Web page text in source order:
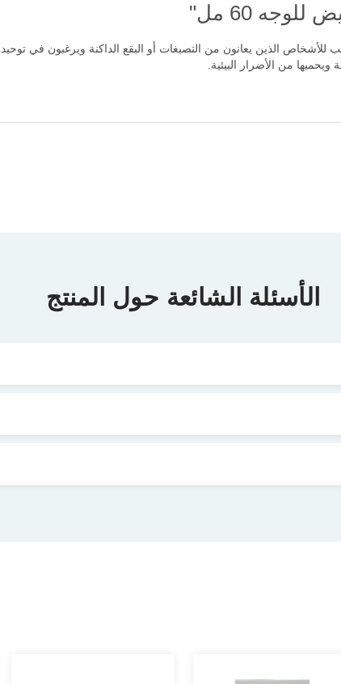
60 مل"
مل" هو منتج فعّال ومناسب للأشخاص الذين يعانون من التصبغات أو البقع الداكنة
من الأضرار البيئية.
الأسئلة الشائعة حول المنتج